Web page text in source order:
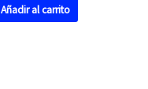
Añadir al carrito